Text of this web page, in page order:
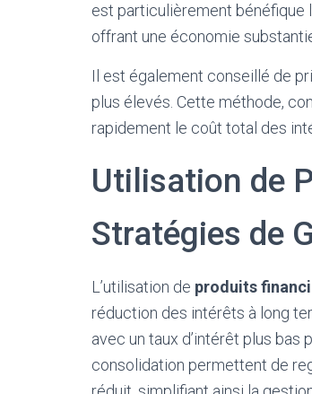
est particulièrement bénéfique
offrant une économie
Il est également conseillé de
plus élevés. Cette méthode,
rapidement le coût total des
Utilisation de
Stratégies de
L’utilisation de produits
réduction des intérêts à long
avec un taux d’intérêt plus
consolidation permettent de